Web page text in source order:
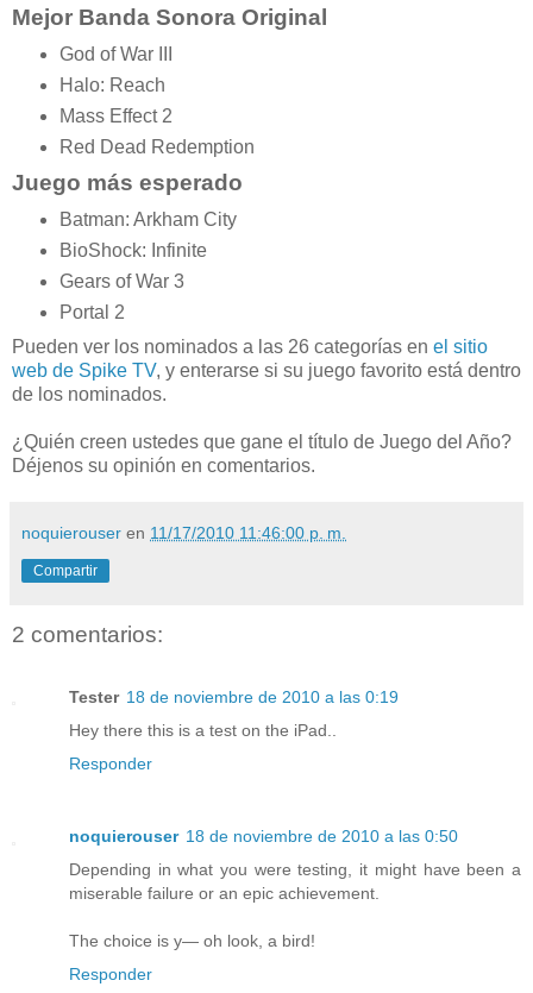
Mejor Banda Sonora Original
God of War III
Halo: Reach
Mass Effect 2
Red Dead Redemption
Juego más esperado
Batman: Arkham City
BioShock: Infinite
Gears of War 3
Portal 2
Pueden ver los nominados a las 26 categorías en el sitio
web de Spike TV, y enterarse si su juego favorito está dentro
de los nominados.
¿Quién creen ustedes que gane el título de Juego del Año?
Déjenos su opinión en comentarios.
noquierouser en 11/17/2010 11:46:00 p. m.
Compartir
2 comentarios:
Tester 18 de noviembre de 2010 a las 0:19
Hey there this is a test on the iPad..
Responder
noquierouser 18 de noviembre de 2010 a las 0:50
Depending in what you were testing, it might have been a
miserable failure or an epic achievement.
The choice is y— oh look, a bird!
Responder